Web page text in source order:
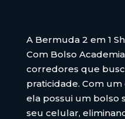
A Bermuda 2 em 1
Com Bolso
corredores que
praticidade. Com
ela possui um bolso
seu celular,